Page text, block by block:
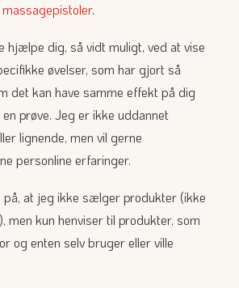
massagepistoler.
hjælpe dig, så vidt muligt, ved at vise
øvelser, som har gjort så
det kan have samme effekt på dig
prøve. Jeg er ikke uddannet
lignende, men vil gerne
personline erfaringer.
at jeg ikke sælger produkter (ikke
men kun henviser til produkter, som
og enten selv bruger eller ville